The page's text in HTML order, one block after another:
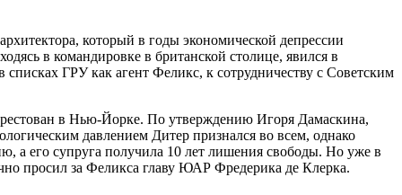
который в годы экономической депрессии
в командировке в британской столице, явился в
списках ГРУ как агент Феликс, к сотрудничеству с Советским
в Нью-Йорке. По утверждению Игоря Дамаскина,
давлением Дитер признался во всем, однако
а его супруга получила 10 лет лишения свободы. Но уже в
просил за Феликса главу ЮАР Фредерика де Клерка.